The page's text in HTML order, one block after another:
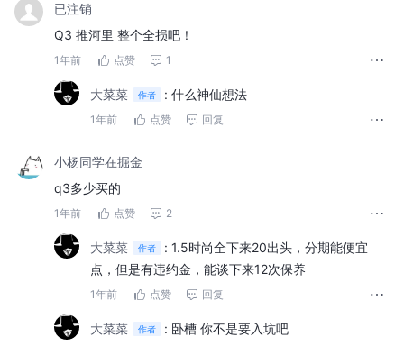
已注销
Q3 推河里 整个全损吧！
1年前 点赞 1
大菜菜 作者 : 什么神仙想法
1年前 点赞 回复
小杨同学在掘金
q3多少买的
1年前 点赞 2
大菜菜 作者 : 1.5时尚全下来20出头，分期能便宜
点，但是有违约金，能谈下来12次保养
1年前 点赞 回复
大菜菜 作者 : 卧槽 你不是要入坑吧